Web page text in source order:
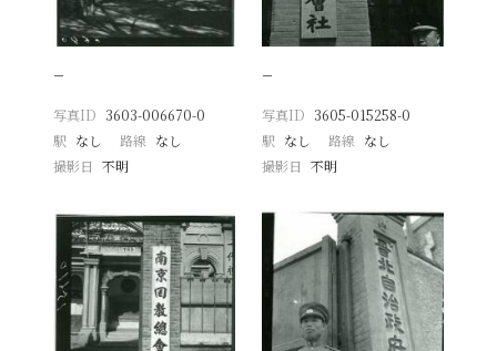
−
写真ID 3603-006670-0
駅 なし 路線 なし
撮影日
不明
−
写真ID 3605-015258-0
駅 なし 路線 なし
撮影日 不明